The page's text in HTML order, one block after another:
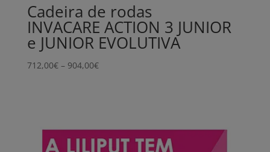
Cadeira de rodas
INVACARE ACTION 3 JUNIOR
e JUNIOR EVOLUTIVA
712,00€ – 904,00€Price